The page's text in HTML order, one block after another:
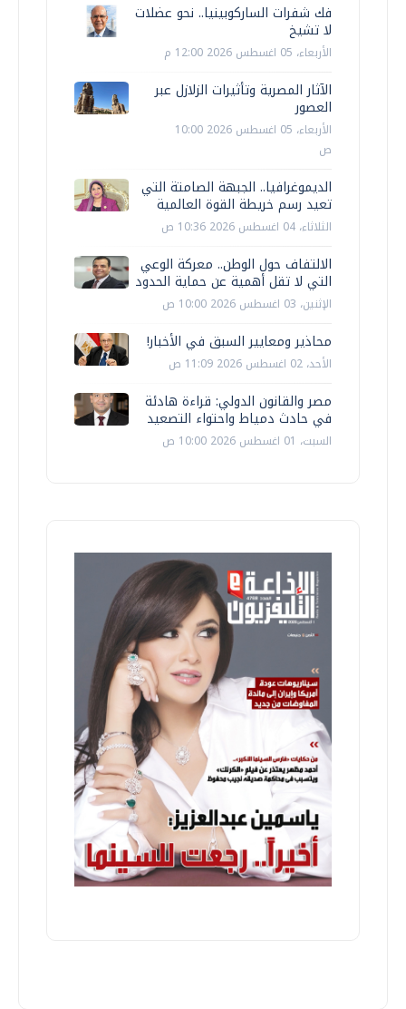
فك شفرات الساركوبينيا.. نحو عضلات
لا تشيخ
الأربعاء، 05 اغسطس 2026 12:00 م
الآثار المصرية وتأثيرات الزلازل عبر
العصور
الأربعاء، 05 اغسطس 2026 10:00
ص
الديموغرافيا.. الجبهة الصامتة التي
تعيد رسم خريطة القوة العالمية
الثلاثاء، 04 اغسطس 2026 10:36 ص
الالتفاف حول الوطن.. معركة الوعي
التي لا تقل أهمية عن حماية الحدود
الإثنين، 03 اغسطس 2026 10:00 ص
محاذير ومعايير السبق في الأخبار!
الأحد، 02 اغسطس 2026 11:09 ص
مصر والقانون الدولي: قراءة هادئة
في حادث دمياط واحتواء التصعيد
السبت، 01 اغسطس 2026 10:00 ص